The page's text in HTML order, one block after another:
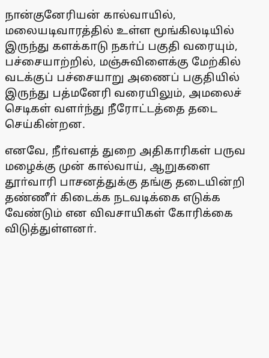
நான்குனேரியன் கால்வாயில்,
மலையடிவாரத்தில் உள்ள மூங்கிலடியில்
இருந்து களக்காடு நகா்ப் பகுதி வரையும்,
பச்சையாற்றில், மஞ்சுவிளைக்கு மேற்கில்
வடக்குப் பச்சையாறு அணைப் பகுதியில்
இருந்து பத்மனேரி வரையிலும், அமலைச்
செடிகள் வளா்ந்து நீரோட்டத்தை தடை
செய்கின்றன.
எனவே, நீா்வளத் துறை அதிகாரிகள் பருவ
மழைக்கு முன் கால்வாய், ஆறுகளை
தூா்வாரி பாசனத்துக்கு தங்கு தடையின்றி
தண்ணீா் கிடைக்க நடவடிக்கை எடுக்க
வேண்டும் என விவசாயிகள் கோரிக்கை
விடுத்துள்ளனா்.